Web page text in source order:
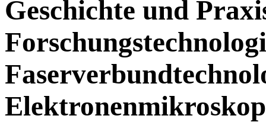
Geschichte und